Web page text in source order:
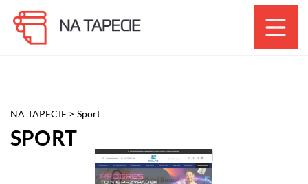
NA TAPECIE > Sport
SPORT